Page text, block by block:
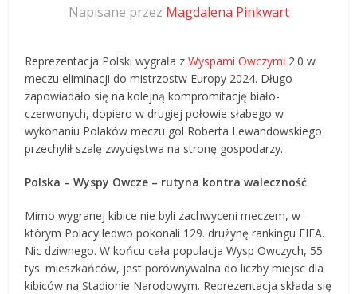
Napisane przez Magdalena Pinkwart
Reprezentacja Polski wygrała zWyspami Owczymi 2:0 w
meczu eliminacji do mistrzostw Europy 2024. Długo
zapowiadało się na kolejną kompromitację biało-
czerwonych, dopiero w drugiej połowie słabego w
wykonaniu Polaków meczu gol Roberta Lewandowskiego
przechylił szalę zwycięstwa na stronę gospodarzy.
Polska – Wyspy Owcze – rutyna kontra waleczność
Mimo wygranej kibice nie byli zachwyceni meczem, w
którym Polacy ledwo pokonali 129. drużynę rankingu FIFA.
Nic dziwnego. W końcu cała populacja Wysp Owczych, 55
tys. mieszkańców, jest porównywalna do liczby miejsc dla
kibiców na Stadionie Narodowym. Reprezentacja składa się